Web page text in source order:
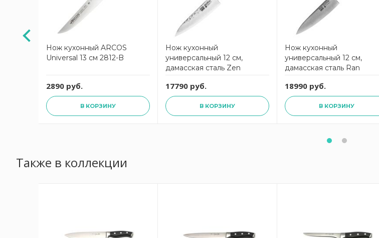
Нож кухонный ARCOS
Universal 13 см 2812-B
2890 руб.
В КОРЗИНУ
Нож кухонный
универсальный 12 см,
дамасская сталь Zen
17790 руб.
В КОРЗИНУ
Нож кухонный
универсальный 12 см,
дамасская сталь Ran
18990 руб.
В КОРЗИНУ
Также в коллекции